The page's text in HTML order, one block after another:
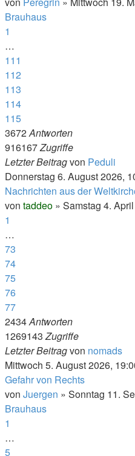
Brauhaus
1
…
111
112
113
114
115
3672Antworten
916167Zugriffe
Letzter Beitragvon Peduli
Donnerstag 6. August 2026,
Nachrichten aus der
von taddeo » Samstag 4.
1
…
73
74
75
76
77
2434Antworten
1269143Zugriffe
Letzter Beitragvon nomads
Mittwoch 5. August 2026,
Gefahr von Rechts
von Juergen » Sonntag 11.
Brauhaus
1
…
5